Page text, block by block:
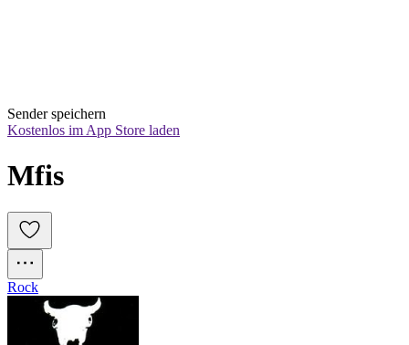
Sender speichern
Kostenlos im App Store laden
Mfis
Rock